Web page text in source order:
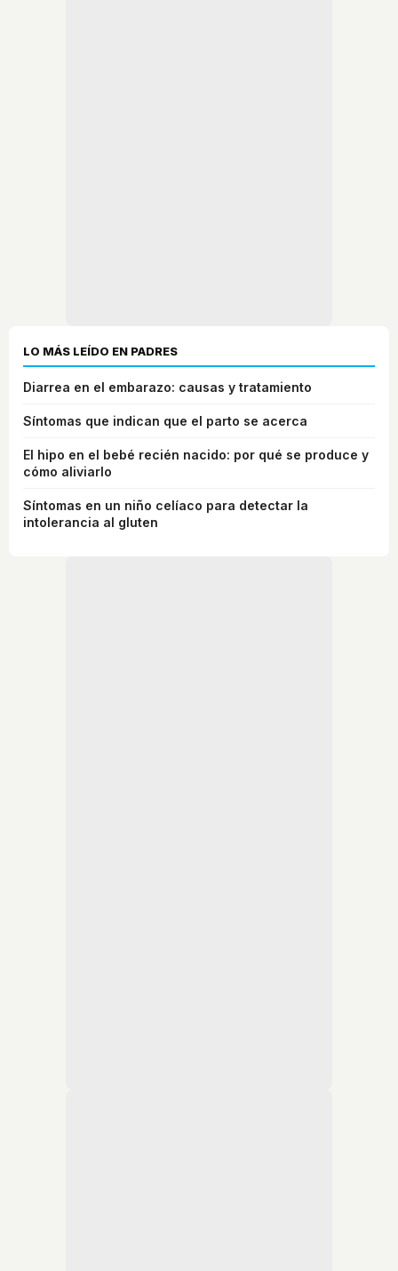
LO MÁS LEÍDO EN PADRES
Diarrea en el embarazo: causas y tratamiento
Síntomas que indican que el parto se acerca
El hipo en el bebé recién nacido: por qué se produce y
cómo aliviarlo
Síntomas en un niño celíaco para detectar la
intolerancia al gluten